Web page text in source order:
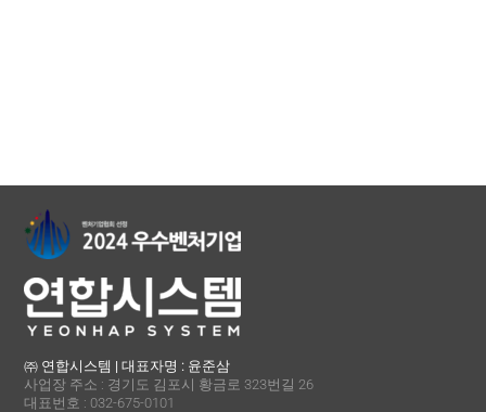
㈜ 연합시스템 | 대표자명 : 윤준삼
사업장 주소 : 경기도 김포시 황금로 323번길 26
대표번호 : 032-675-0101